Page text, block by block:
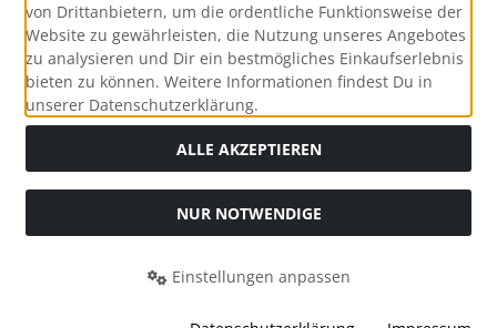
Alle Preise inkl. gesetzl. MwSt. zzgl.Versandkosten. Die
bei Knautschmops.de.
von Drittanbietern, um die ordentliche Funktionsweise der
Website zu gewährleisten, die Nutzung unseres Angebotes
zu analysieren und Dir ein bestmögliches Einkaufserlebnis
bieten zu können. Weitere Informationen findest Du in
unserer Datenschutzerklärung.
ALLE AKZEPTIEREN
NUR NOTWENDIGE
Einstellungen anpassen